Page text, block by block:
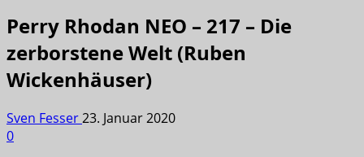
Perry Rhodan NEO – 217 – Die
zerborstene Welt (Ruben
Wickenhäuser)
Sven Fesser23. Januar 2020
0